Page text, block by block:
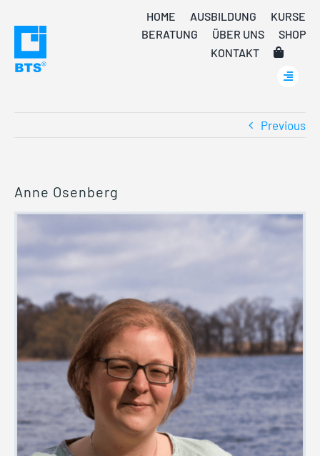
content
HOME AUSBILDUNG
KURSE
BERATUNG
ÜBER UNS
SHOP
KONTAKT
Previous
Anne Osenberg